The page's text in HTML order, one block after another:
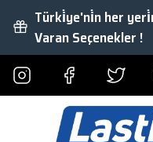
Türki̇ye'ni̇n her
Varan Seçenekler !